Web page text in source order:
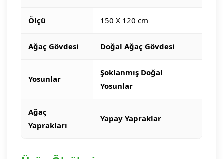
Ölçü 150 X 120 cm
Ağaç Gövdesi Doğal Ağaç Gövdesi
Yosunlar
Şoklanmış Doğal
Yosunlar
Ağaç
Yaprakları
Yapay Yapraklar